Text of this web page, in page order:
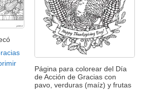
Página para colorear del Día
de Acción de Gracias con
pavo, verduras (maíz) y frutas